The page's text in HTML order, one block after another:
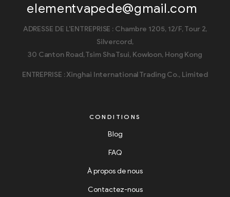
elementvapede@gmail.com
ADRESSE DE L'ENTREPRISE : Chambre 1205, 12/F, Tour 2,
Silvercord,
30 Canton Road, Tsim Sha Tsui, Kowloon, Hong Kong
ENTREPRISE : Xinghai International Trading Co., Limited
CONDITIONS
Blog
FAQ
À propos de nous
Contactez-nous